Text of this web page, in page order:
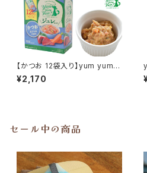
【かつお 12袋入り】yum yum y
um！ジュレ仕立て
¥2,170
セール中の商品